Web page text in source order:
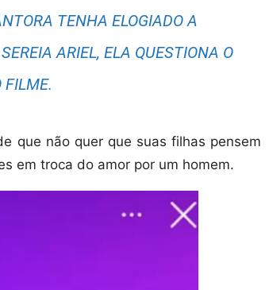
TENHA ELOGIADO A
ARIEL, ELA QUESTIONA O
FILME.
que não quer que suas filhas pensem
em troca do amor por um homem.